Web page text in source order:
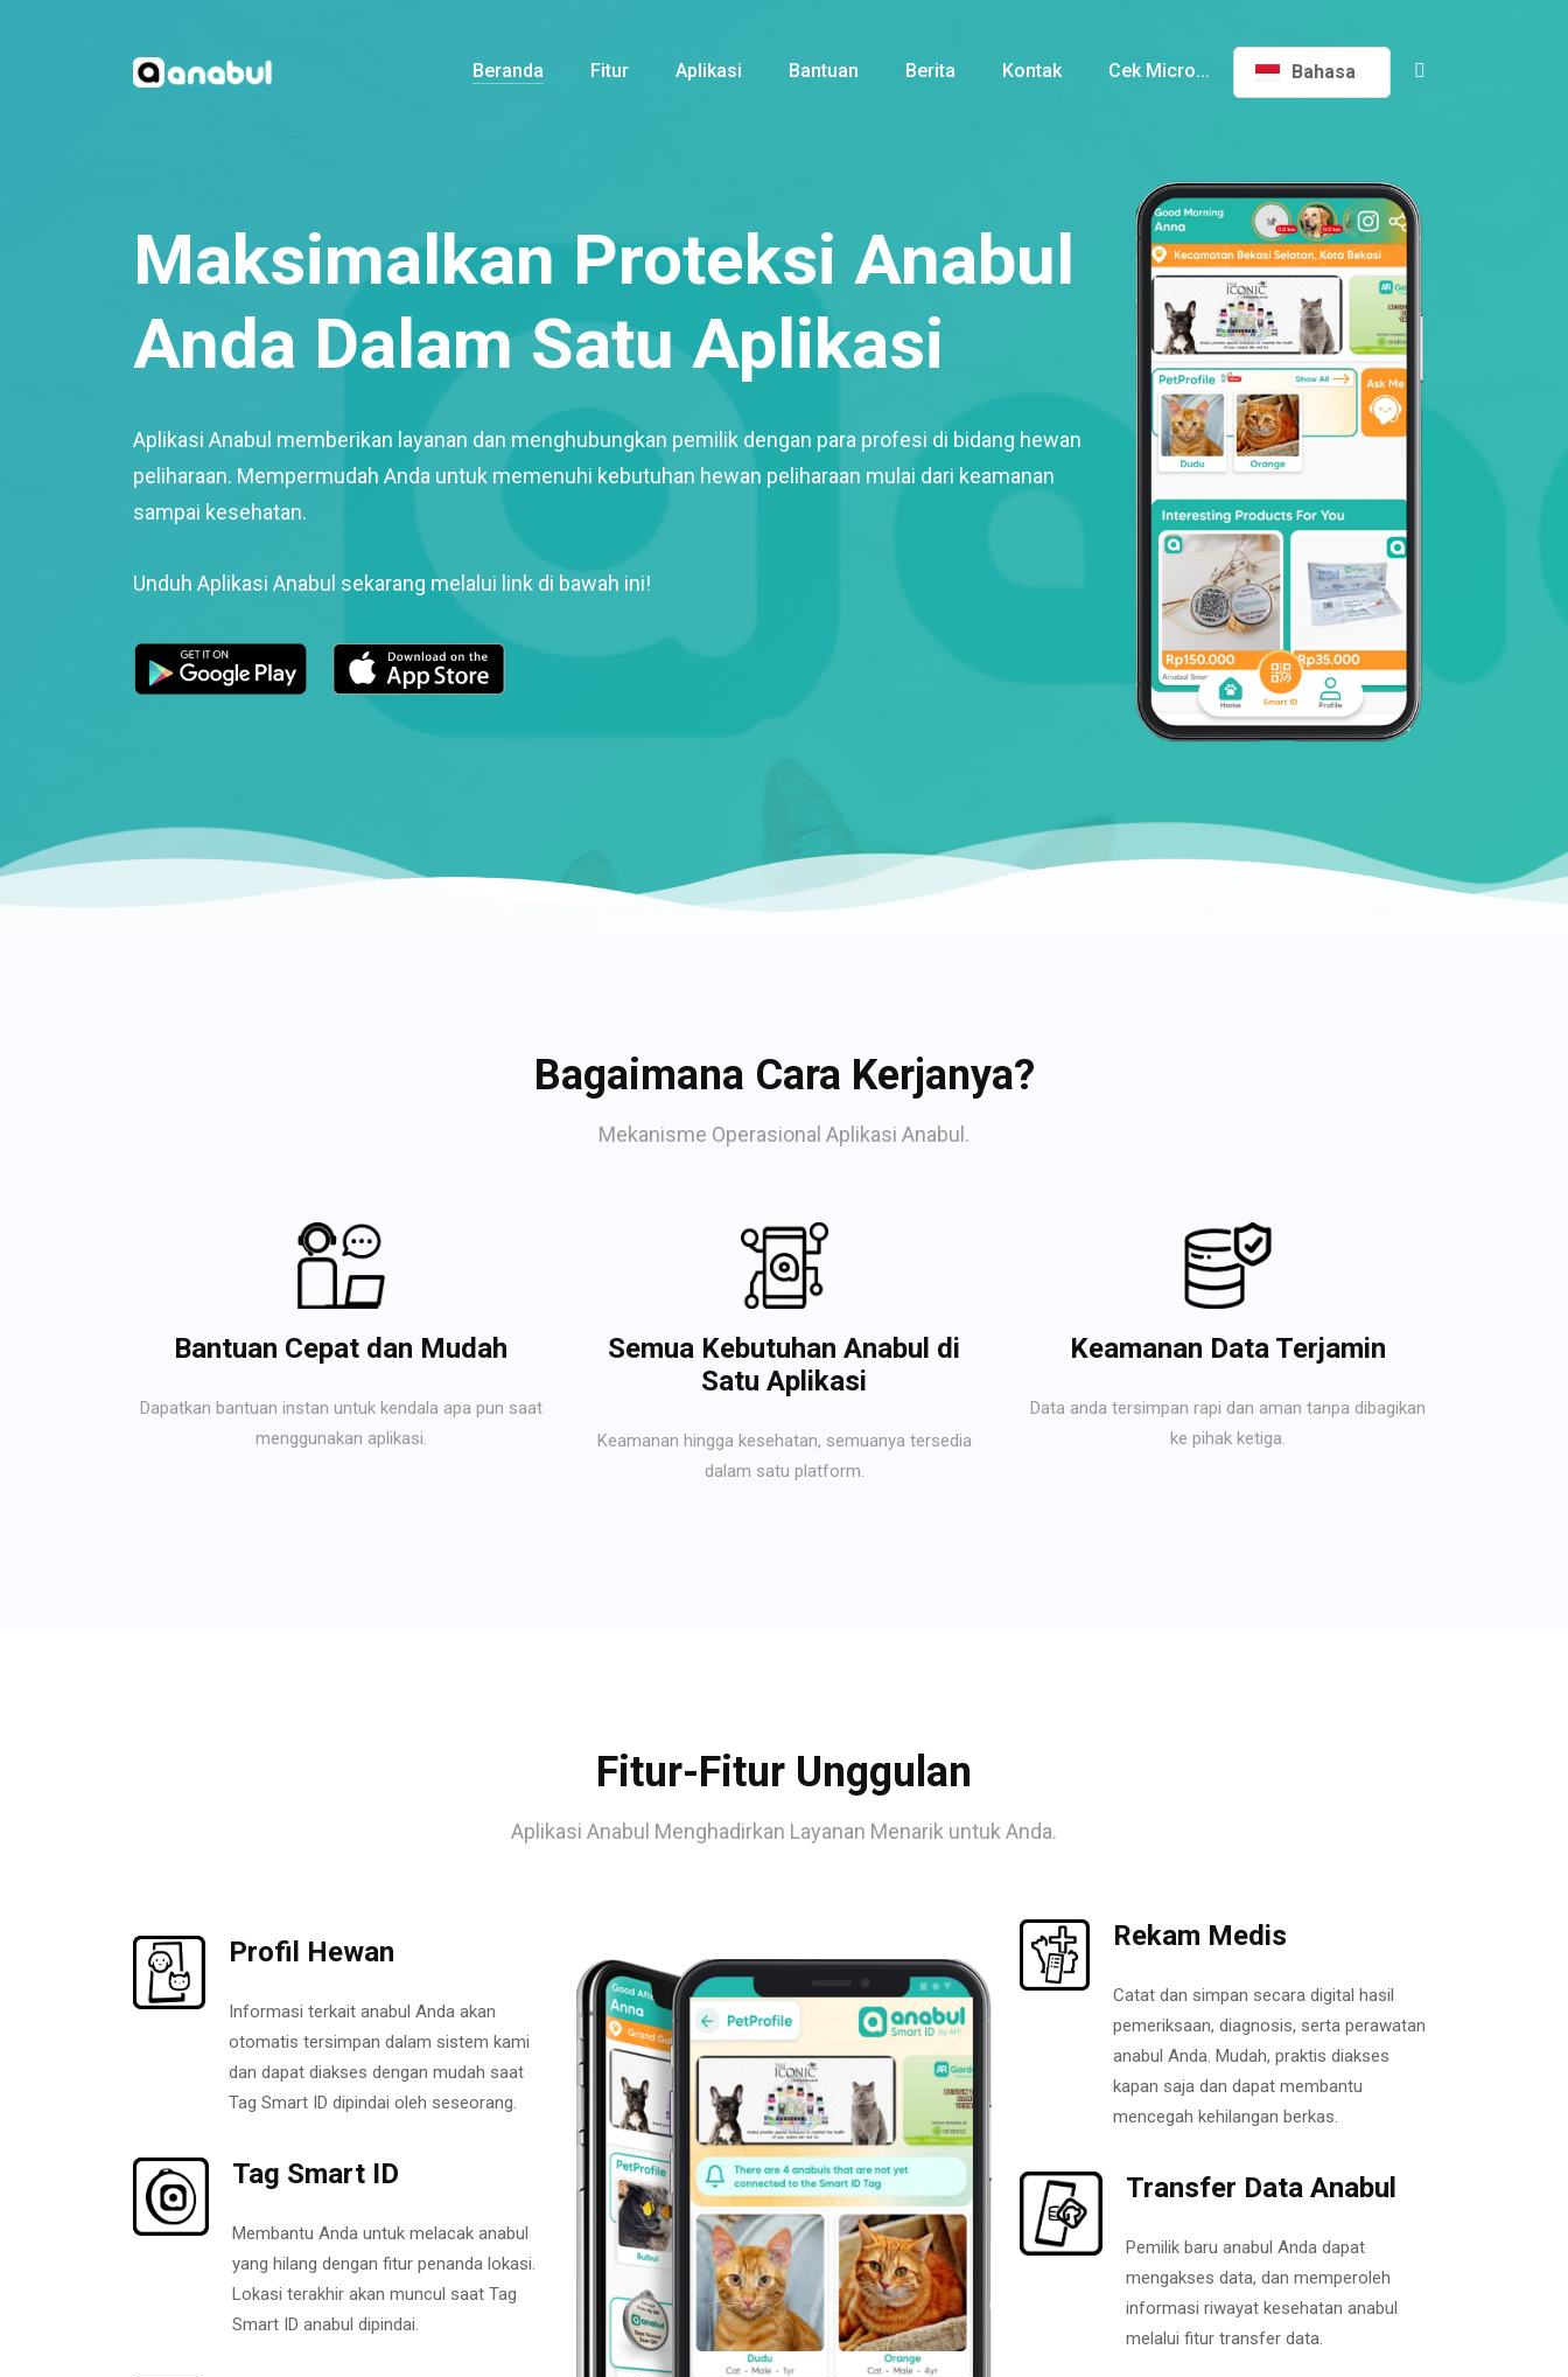
Beranda Fitur Aplikasi Bantuan Berita Kontak Cek Micro... Bahasa
Maksimalkan Proteksi Anabul
Anda Dalam Satu Aplikasi
Aplikasi Anabul memberikan layanan dan menghubungkan pemilik dengan para profesi di bidang hewan
peliharaan. Mempermudah Anda untuk memenuhi kebutuhan hewan peliharaan mulai dari keamanan
sampai kesehatan.
Unduh Aplikasi Anabul sekarang melalui link di bawah ini!
Bagaimana Cara Kerjanya?
Mekanisme Operasional Aplikasi Anabul.
Bantuan Cepat dan Mudah
Dapatkan bantuan instan untuk kendala apa pun saat
menggunakan aplikasi.
Semua Kebutuhan Anabul di
Satu Aplikasi
Keamanan hingga kesehatan, semuanya tersedia
dalam satu platform.
Keamanan Data Terjamin
Data anda tersimpan rapi dan aman tanpa dibagikan
ke pihak ketiga.
Fitur-Fitur Unggulan
Aplikasi Anabul Menghadirkan Layanan Menarik untuk Anda.
Profil Hewan
Informasi terkait anabul Anda akan
otomatis tersimpan dalam sistem kami
dan dapat diakses dengan mudah saat
Tag Smart ID dipindai oleh seseorang.
Tag Smart ID
Membantu Anda untuk melacak anabul
yang hilang dengan fitur penanda lokasi.
Lokasi terakhir akan muncul saat Tag
Smart ID anabul dipindai.
Rekam Medis
Catat dan simpan secara digital hasil
pemeriksaan, diagnosis, serta perawatan
anabul Anda. Mudah, praktis diakses
kapan saja dan dapat membantu
mencegah kehilangan berkas.
Transfer Data Anabul
Pemilik baru anabul Anda dapat
mengakses data, dan memperoleh
informasi riwayat kesehatan anabul
melalui fitur transfer data.